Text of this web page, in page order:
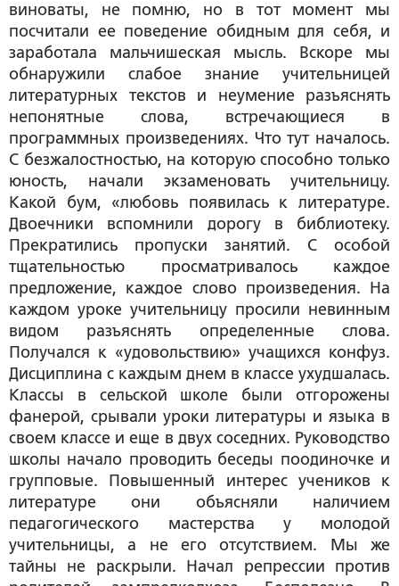
виноваты, не помню, но в тот момент мы
посчитали ее поведение обидным для себя, и
заработала мальчишеская мысль. Вскоре мы
обнаружили слабое знание учительницей
литературных текстов и неумение разъяснять
непонятные слова, встречающиеся в
программных произведениях. Что тут началось.
С безжалостностью, на которую способно только
юность, начали экзаменовать учительницу.
Какой бум, «любовь появилась к литературе.
Двоечники вспомнили дорогу в библиотеку.
Прекратились пропуски занятий. С особой
тщательностью просматривалось каждое
предложение, каждое слово произведения. На
каждом уроке учительницу просили невинным
видом разъяснять определенные слова.
Получался к «удовольствию» учащихся конфуз.
Дисциплина с каждым днем в классе ухудшалась.
Классы в сельской школе были отгорожены
фанерой, срывали уроки литературы и языка в
своем классе и еще в двух соседних. Руководство
школы начало проводить беседы поодиночке и
групповые. Повышенный интерес учеников к
литературе они объясняли наличием
педагогического мастерства у молодой
учительницы, а не его отсутствием. Мы же
тайны не раскрыли. Начал репрессии против